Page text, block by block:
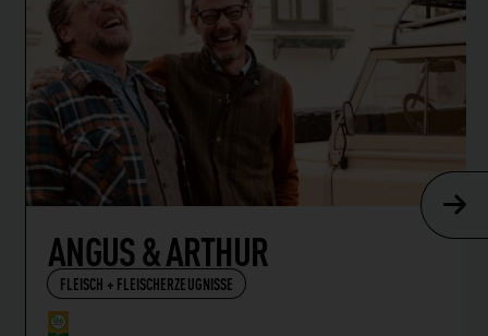
ANGUS & ARTHUR
FLEISCH + FLEISCHERZEUGNISSE